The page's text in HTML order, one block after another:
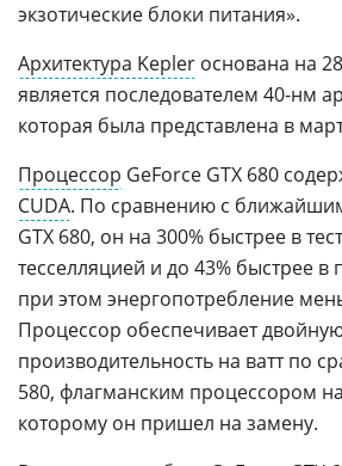
экзотические блоки питания».
Архитектура Kepler основана на
является последователем 40-нм
которая была представлена в
Процессор GeForce GTX 680
CUDA. По сравнению с
GTX 680, он на 300% быстрее в
тесселляцией и до 43% быстрее в
при этом энергопотребление
Процессор обеспечивает
производительность на ватт по
580, флагманским процессором
которому он пришел на замену.